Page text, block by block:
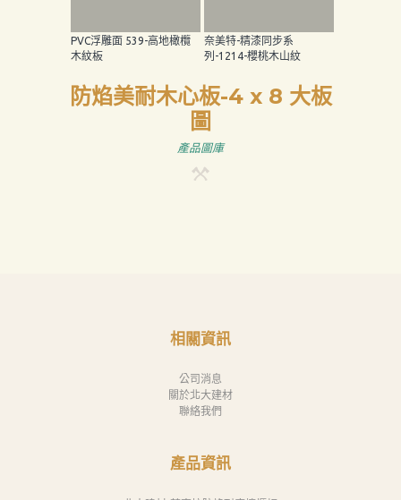
PVC浮雕面 539-高地橄欖
木紋板
奈美特-精漆同步系
列-1214-櫻桃木山紋
防焰美耐木心板-4 x 8 大板
圖
產品圖庫
相關資訊
公司消息
關於北大建材
聯絡我們
產品資訊